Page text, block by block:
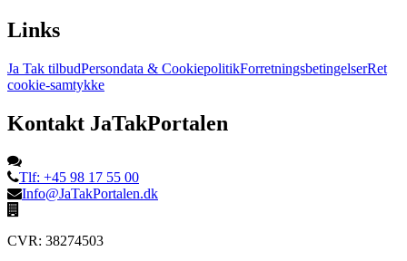
Links
Ja Tak tilbudPersondata & CookiepolitikForretningsbetingelserRet
cookie-samtykke
Kontakt JaTakPortalen
Tlf: +45 98 17 55 00
Info@JaTakPortalen.dk
CVR: 38274503